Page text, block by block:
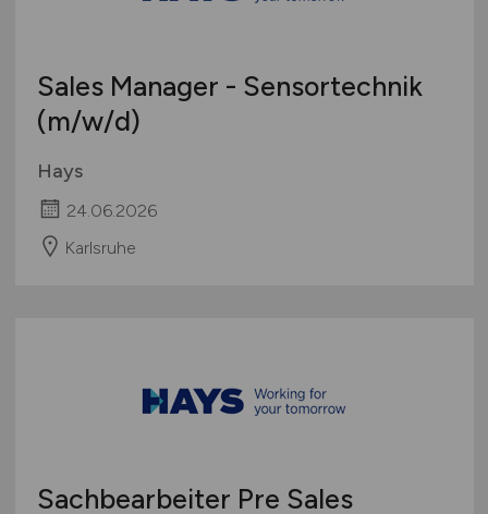
Sales Manager - Sensortechnik
(m/w/d)
Hays
24.06.2026
Karlsruhe
Sachbearbeiter Pre Sales